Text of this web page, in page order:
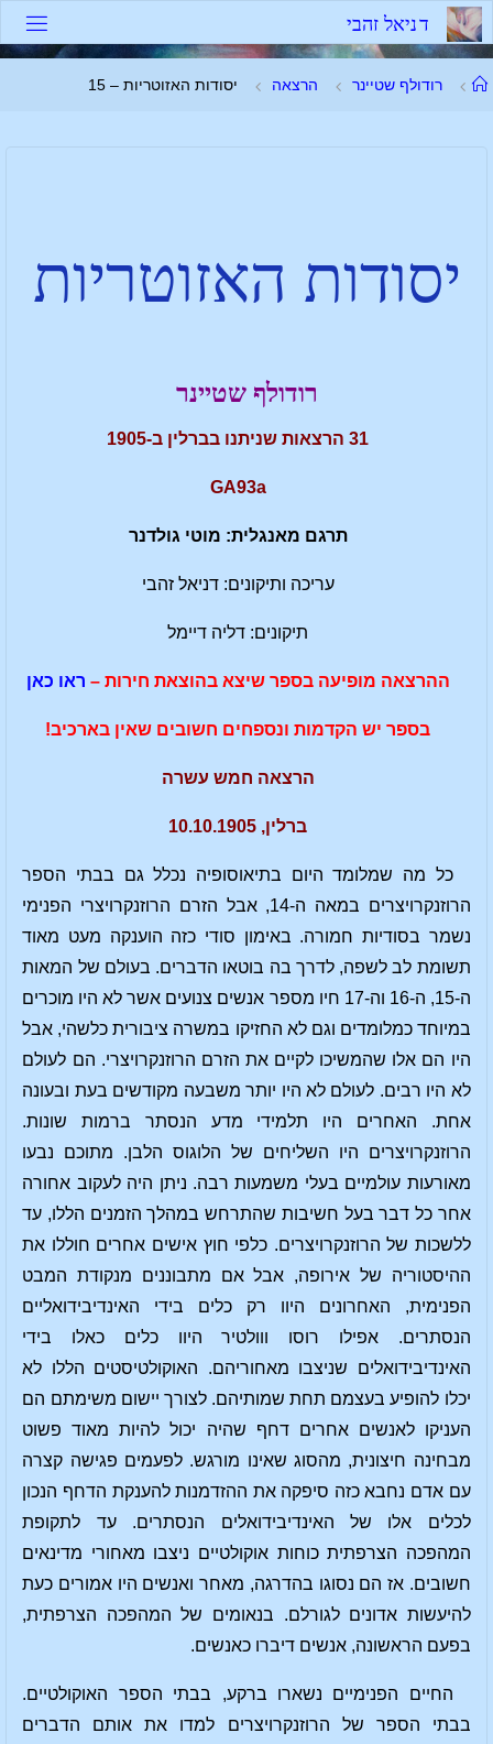
דניאל זהבי
רודולף שטיינר הרצאה יסודות האזוטריות – 15
יסודות האזוטריות
רודולף שטיינר
31 הרצאות שניתנו בברלין ב-1905
GA93a
תרגם מאנגלית: מוטי גולדנר
עריכה ותיקונים: דניאל זהבי
תיקונים: דליה דיימל
ההרצאה מופיעה בספר שיצא בהוצאת חירות – ראו כאן
בספר יש הקדמות ונספחים חשובים שאין בארכיב!
הרצאה חמש עשרה
ברלין, 10.10.1905
כל מה שמלומד היום בתיאוסופיה נכלל גם בבתי הספר
הרוזנקרויצרים במאה ה-14, אבל הזרם הרוזנקרויצרי הפנימי
נשמר בסודיות חמורה. באימון סודי כזה הוענקה מעט מאוד
תשומת לב לשפה, לדרך בה בוטאו הדברים. בעולם של המאות
ה-15, ה-16 וה-17 חיו מספר אנשים צנועים אשר לא היו מוכרים
במיוחד כמלומדים וגם לא החזיקו במשרה ציבורית כלשהי, אבל
היו הם אלו שהמשיכו לקיים את הזרם הרוזנקרויצרי. הם לעולם
לא היו רבים. לעולם לא היו יותר משבעה מקודשים בעת ובעונה
אחת. האחרים היו תלמידי מדע הנסתר ברמות שונות.
הרוזנקרויצרים היו השליחים של הלוגוס הלבן. מתוכם נבעו
מאורעות עולמיים בעלי משמעות רבה. ניתן היה לעקוב אחורה
אחר כל דבר בעל חשיבות שהתרחש במהלך הזמנים הללו, עד
ללשכות של הרוזנקרויצרים. כלפי חוץ אישים אחרים חוללו את
ההיסטוריה של אירופה, אבל אם מתבוננים מנקודת המבט
הפנימית, האחרונים היוו רק כלים בידי האינדיבידואליים
הנסתרים. אפילו רוסו ווולטיר היוו כלים כאלו בידי
האינדיבידואלים שניצבו מאחוריהם. האוקולטיסטים הללו לא
יכלו להופיע בעצמם תחת שמותיהם. לצורך יישום משימתם הם
העניקו לאנשים אחרים דחף שהיה יכול להיות מאוד פשוט
מבחינה חיצונית, מהסוג שאינו מורגש. לפעמים פגישה קצרה
עם אדם נחבא כזה סיפקה את ההזדמנות להענקת הדחף הנכון
לכלים אלו של האינדיבידואלים הנסתרים. עד לתקופת
המהפכה הצרפתית כוחות אוקולטיים ניצבו מאחורי מדינאים
חשובים. אז הם נסוגו בהדרגה, מאחר ואנשים היו אמורים כעת
להיעשות אדונים לגורלם. בנאומים של המהפכה הצרפתית,
בפעם הראשונה, אנשים דיברו כאנשים.
החיים הפנימיים נשארו ברקע, בבתי הספר האוקולטיים.
בבתי הספר של הרוזנקרויצרים למדו את אותם הדברים